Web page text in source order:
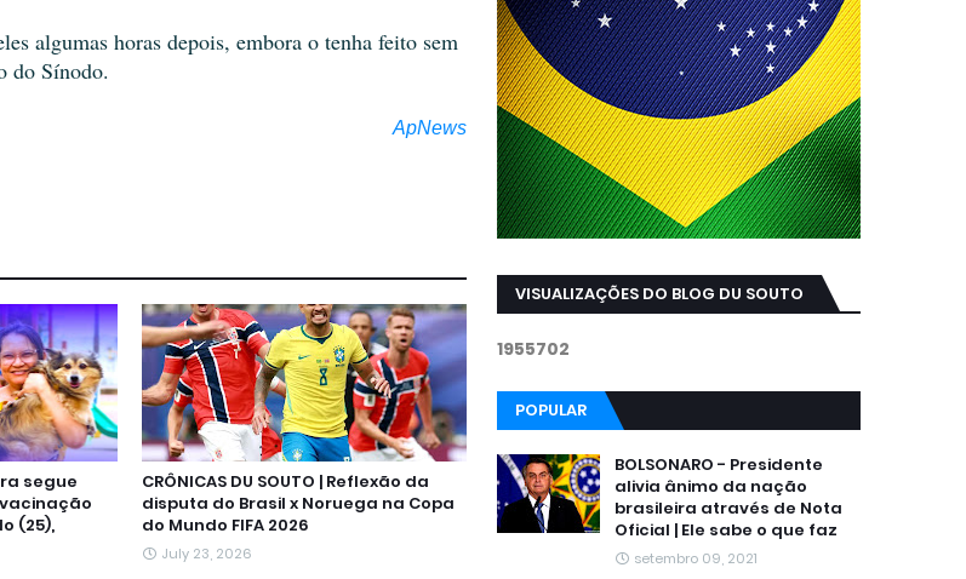
algumas horas depois, embora o tenha feito sem
do Sínodo.
ApNews
segue
(25),
CRÔNICAS DU SOUTO | Reflexão da
disputa do Brasil x Noruega na Copa
do Mundo FIFA 2026
July 23, 2026
VISUALIZAÇÕES DO BLOG DU SOUTO
1955702
POPULAR
BOLSONARO - Presidente
alivia ânimo da nação
brasileira através de Nota
Oficial | Ele sabe o que faz
setembro 09, 2021